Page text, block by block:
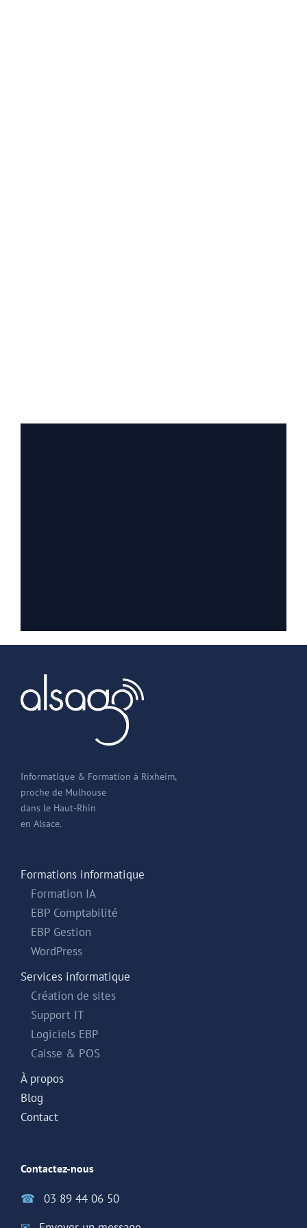
Informatique & Formation à Rixheim,
proche de Mulhouse
dans le Haut-Rhin
en Alsace.
Formations informatique
Formation IA
EBP Comptabilité
EBP Gestion
WordPress
Services informatique
Création de sites
Support IT
Logiciels EBP
Caisse & POS
À propos
Blog
Contact
Contactez-nous
☎
03 89 44 06 50